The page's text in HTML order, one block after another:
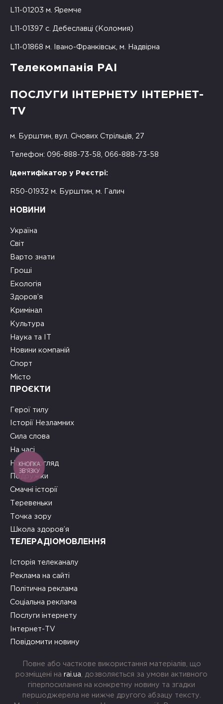
L11-01203 м. Яремче
L11-01397 с. Дебеславці (Коломия)
L11-01868 м. Івано-Франківськ, м. Надвірна
Телекомпанія РАІ
ПОСЛУГИ ІНТЕРНЕТУ ІНТЕРНЕТ-
TV
м. Бурштин, вул. Січових Стрільців, 27
Телефон: 096-888-73-58, 066-888-73-58
Ідентифікатор у Реєстрі:
R50-01932 м. Бурштин, м. Галич
НОВИНИ
Україна
Світ
Варто знати
Гроші
Екологія
Здоров’я
Кримінал
Культура
Наука та ІТ
Новини компаній
Спорт
Місто
ПРОЄКТИ
Герої тилу
Історії Незламних
Сила слова
На часі
Новий погляд
Подружки
Смачні історії
Теревеньки
Точка зору
Школа здоров’я
ТЕЛЕРАДІОМОВЛЕННЯ
Історія телеканалу
Реклама на сайті
Політична реклама
Соціальна реклама
Послуги інтернету
Інтернет-TV
Повідомити новину
Повне або часткове використання матеріалів, що
розміщені на rai.ua , дозволяється за умови активного
гіперпосилання на конкретну новину та згадки
першоджерела не нижче другого абзацу тексту.
КНОПКА
ЗВ'ЯЗКУ